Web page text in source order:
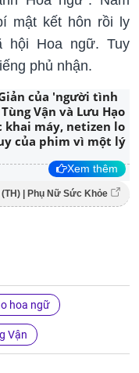
mật kết hôn rồi ly
hội Hoa ngữ. Tuy
phủ nhận.
của 'người tình
Vận và Lưu Hạo
khai máy, netizen lo
của phim vì một lý
Xem thêm
(TH) | Phụ Nữ Sức Khỏe
hoa ngữ
Vận